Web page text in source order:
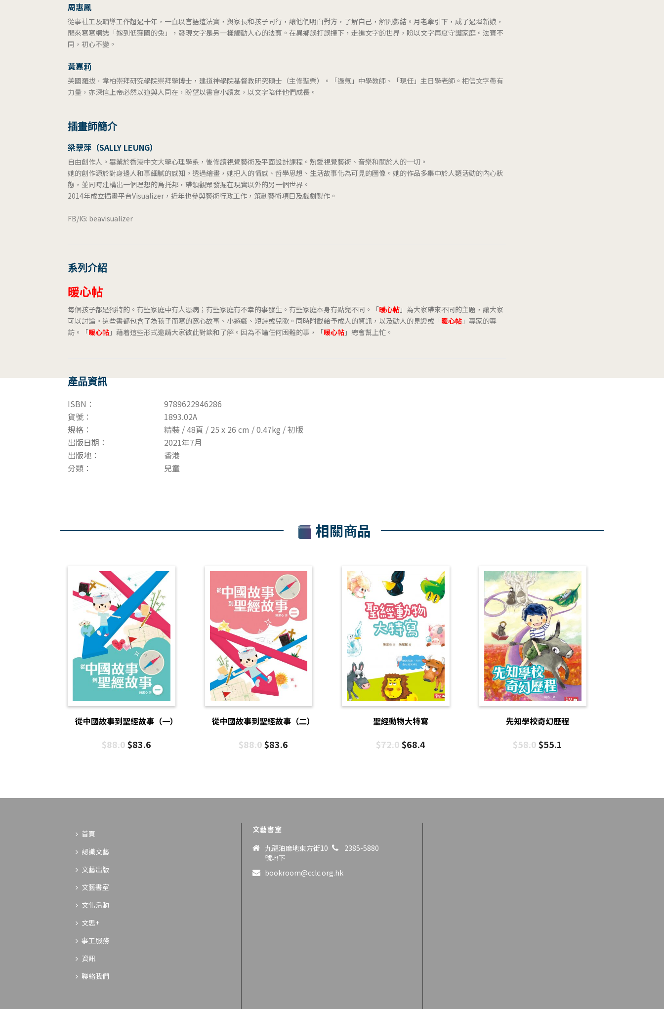
周惠鳳
從事社工及輔導工作超過十年，一直以言語這法寶，與家長和孩子同行，讓他們明白對方，了解自己，解開鬱結。月老牽引下，成了過埠新娘，
閒來寫寫網誌「嫁到低窪國的兔」，發現文字是另一樣觸動人心的法寶。在異鄉誤打誤撞下，走進文字的世界，盼以文字再度守護家庭。法寶不
同，初心不變。
黃嘉莉
美國羅拔．韋柏崇拜研究學院崇拜學博士，建道神學院基督教研究碩士（主修聖樂）。「過氣」中學教師、「現任」主日學老師。相信文字帶有
力量，亦深信上帝必然以道與人同在，盼望以書會小讀友，以文字陪伴他們成長。
插畫師簡介
梁翠萍（SALLY LEUNG）
自由創作人。畢業於香港中文大學心理學系，後修讀視覺藝術及平面設計課程。熱愛視覺藝術、音樂和關於人的一切。
她的創作源於對身邊人和事細膩的感知。透過繪畫，她把人的情感、哲學思想、生活故事化為可見的圖像。她的作品多集中於人類活動的內心狀
態，並同時建構出一個理想的烏托邦，帶領觀眾發掘在現實以外的另一個世界。
2014年成立插畫平台Visualizer，近年也參與藝術行政工作，策劃藝術項目及戲劇製作。
FB/IG: beavisualizer
系列介紹
暖心帖
每個孩子都是獨特的。有些家庭中有人患病；有些家庭有不幸的事發生。有些家庭本身有點兒不同。「暖心帖 」為大家帶來不同的主題，讓大家
可以討論。這些書都包含了為孩子而寫的窩心故事、小遊戲、短詩或兒歌。同時附載給予成人的資訊，以及動人的見證或「暖心帖 」專家的專
訪。「暖心帖 」藉着這些形式邀請大家彼此對談和了解。因為不論任何困難的事，「暖心帖 」總會幫上忙。
產品資訊
ISBN：
9789622946286
貨號：
1893.02A
規格：
精裝 / 48頁 / 25 x 26 cm / 0.47kg / 初版
出版日期：
2021年7月
出版地：
香港
分類：
兒童
相關商品
從中國故事到聖經故事（一）
$88.0$83.6
從中國故事到聖經故事（二）
$88.0$83.6
聖經動物大特寫
$72.0$68.4
先知學校奇幻歷程
$58.0$55.1
首頁
認識文藝
文藝出版
文藝書室
文化活動
文思+
事工服務
資訊
聯絡我們
文藝書室
九龍油麻地東方街10
號地下
2385-5880
bookroom@cclc.org.hk